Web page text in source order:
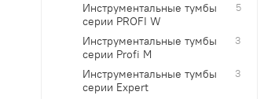
Инструментальные тумбы
серии PROFI W
5
Инструментальные тумбы
серии Profi M
3
Инструментальные тумбы
серии Expert
3